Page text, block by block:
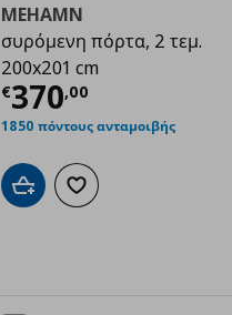
€ 350,00
MEHAMN
συρόμενη πόρτα, 2 τεμ.
200x201 cm
€370,00
Τρέχουσα
1850 πόντους ανταμοιβής
Προσθήκη στο καλάθι
Προσθήκη στα